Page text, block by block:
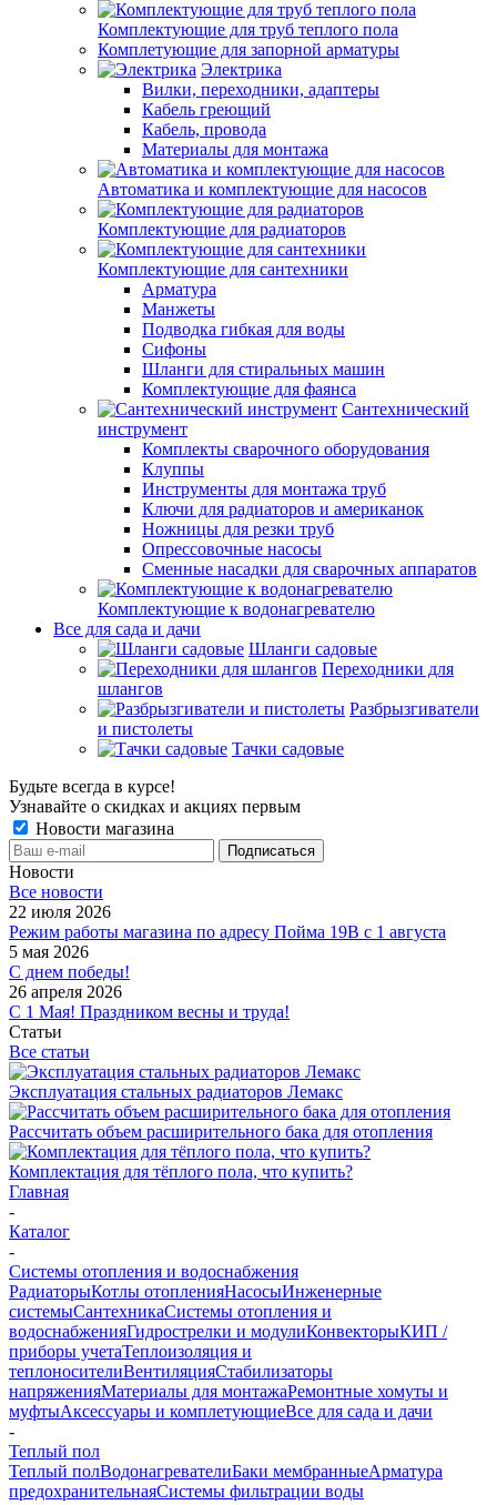
Комплектующие для труб теплого пола
Комплетующие для запорной арматуры
Электрика
Вилки, переходники, адаптеры
Кабель греющий
Кабель, провода
Материалы для монтажа
Автоматика и комплектующие для насосов
Комплектующие для радиаторов
Комплектующие для сантехники
Арматура
Манжеты
Подводка гибкая для воды
Сифоны
Шланги для стиральных машин
Комплектующие для фаянса
Сантехнический
инструмент
Комплекты сварочного оборудования
Клуппы
Инструменты для монтажа труб
Ключи для радиаторов и американок
Ножницы для резки труб
Опрессовочные насосы
Сменные насадки для сварочных аппаратов
Комплектующие к водонагревателю
Все для сада и дачи
Шланги садовые
Переходники для
шлангов
Разбрызгиватели
и пистолеты
Тачки садовые
Будьте всегда в курсе!
Узнавайте о скидках и акциях первым
Новости магазина
Новости
Все новости
22 июля 2026
Режим работы магазина по адресу Пойма 19В с 1 августа
5 мая 2026
С днем победы!
26 апреля 2026
С 1 Мая! Праздником весны и труда!
Статьи
Все статьи
Эксплуатация стальных радиаторов Лемакс
Рассчитать объем расширительного бака для отопления
Комплектация для тёплого пола, что купить?
Главная
-
Каталог
-
Системы отопления и водоснабжения
РадиаторыКотлы отопленияНасосыИнженерные
системыСантехникаСистемы отопления и
водоснабженияГидрострелки и модулиКонвекторыКИП /
приборы учетаТеплоизоляция и
теплоносителиВентиляцияСтабилизаторы
напряженияМатериалы для монтажаРемонтные хомуты и
муфтыАксессуары и комплетующиеВсе для сада и дачи
-
Теплый пол
Теплый полВодонагревателиБаки мембранныеАрматура
предохранительнаяСистемы фильтрации воды